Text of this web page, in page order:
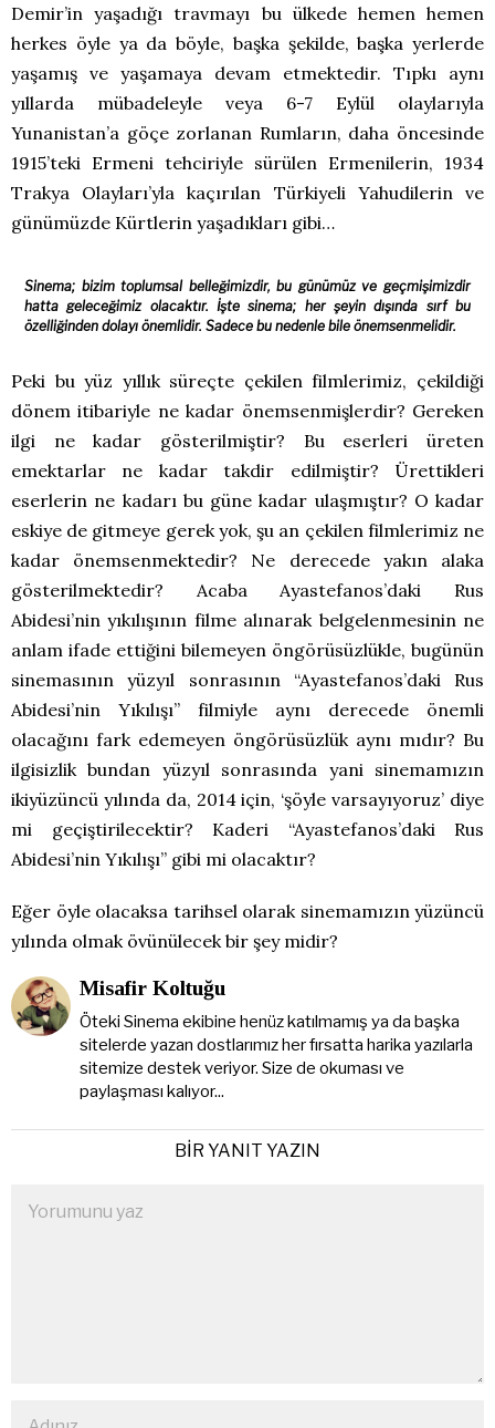
Demir’in yaşadığı travmayı bu ülkede hemen hemen
herkes öyle ya da böyle, başka şekilde, başka yerlerde
yaşamış ve yaşamaya devam etmektedir. Tıpkı aynı
yıllarda mübadeleyle veya 6-7 Eylül olaylarıyla
Yunanistan’a göçe zorlanan Rumların, daha öncesinde
1915’teki Ermeni tehciriyle sürülen Ermenilerin, 1934
Trakya Olayları’yla kaçırılan Türkiyeli Yahudilerin ve
günümüzde Kürtlerin yaşadıkları gibi…
Sinema; bizim toplumsal belleğimizdir, bu günümüz ve geçmişimizdir
hatta geleceğimiz olacaktır. İşte sinema; her şeyin dışında sırf bu
özelliğinden dolayı önemlidir. Sadece bu nedenle bile önemsenmelidir.
Peki bu yüz yıllık süreçte çekilen filmlerimiz, çekildiği
dönem itibariyle ne kadar önemsenmişlerdir? Gereken
ilgi ne kadar gösterilmiştir? Bu eserleri üreten
emektarlar ne kadar takdir edilmiştir? Ürettikleri
eserlerin ne kadarı bu güne kadar ulaşmıştır? O kadar
eskiye de gitmeye gerek yok, şu an çekilen filmlerimiz ne
kadar önemsenmektedir? Ne derecede yakın alaka
gösterilmektedir? Acaba Ayastefanos’daki Rus
Abidesi’nin yıkılışının filme alınarak belgelenmesinin ne
anlam ifade ettiğini bilemeyen öngörüsüzlükle, bugünün
sinemasının yüzyıl sonrasının “Ayastefanos’daki Rus
Abidesi’nin Yıkılışı” filmiyle aynı derecede önemli
olacağını fark edemeyen öngörüsüzlük aynı mıdır? Bu
ilgisizlik bundan yüzyıl sonrasında yani sinemamızın
ikiyüzüncü yılında da, 2014 için, ‘şöyle varsayıyoruz’ diye
mi geçiştirilecektir? Kaderi “Ayastefanos’daki Rus
Abidesi’nin Yıkılışı” gibi mi olacaktır?
Eğer öyle olacaksa tarihsel olarak sinemamızın yüzüncü
yılında olmak övünülecek bir şey midir?
Misafir Koltuğu
Öteki Sinema ekibine henüz katılmamış ya da başka
sitelerde yazan dostlarımız her fırsatta harika yazılarla
sitemize destek veriyor. Size de okuması ve
paylaşması kalıyor...
BIR YANIT YAZIN